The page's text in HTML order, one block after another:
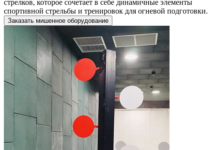
стрелков, которое сочетает в себе динамичные элементы
спортивной стрельбы и тренировок для огневой подготовки.
Заказать мишенное оборудование